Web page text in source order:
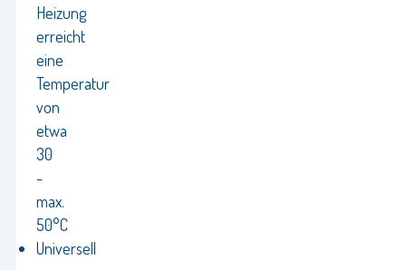
Heizung
erreicht
eine
Temperatur
von
etwa
30
-
max.
50°C
Universell